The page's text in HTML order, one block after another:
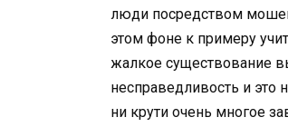
люди посредством
этом фоне к примеру
жалкое существование
несправедливость и это
ни крути очень многое